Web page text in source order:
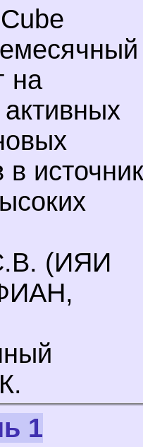
на
в
(ИЯИ
1